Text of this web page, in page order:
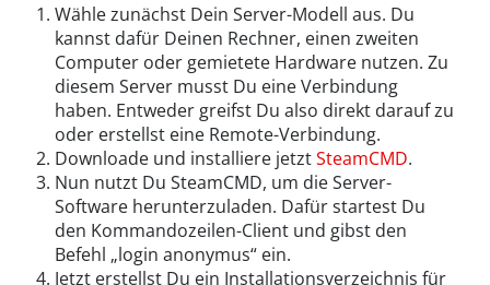
Wähle zunächst Dein Server-Modell aus. Du
kannst dafür Deinen Rechner, einen zweiten
Computer oder gemietete Hardware nutzen. Zu
diesem Server musst Du eine Verbindung
haben. Entweder greifst Du also direkt darauf zu
oder erstellst eine Remote-Verbindung.
Downloade und installiere jetztSteamCMD.
Nun nutzt Du SteamCMD, um die Server-
Software herunterzuladen. Dafür startest Du
den Kommandozeilen-Client und gibst den
Befehl „login anonymus“ ein.
Jetzt erstellst Du ein Installationsverzeichnis für